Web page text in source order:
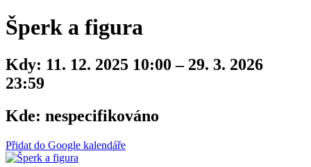
Šperk a figura
Kdy: 11. 12. 2025 10:00 – 29. 3. 2026
23:59
Kde: nespecifikováno
Přidat do Google kalendáře